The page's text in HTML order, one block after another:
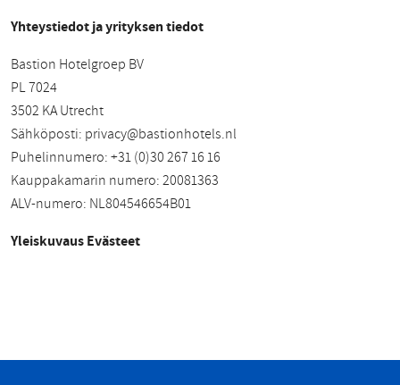
Yhteystiedot ja yrityksen tiedot
Bastion Hotelgroep BV
PL 7024
3502 KA Utrecht
Sähköposti: privacy@bastionhotels.nl
Puhelinnumero: +31 (0)30 267 16 16
Kauppakamarin numero: 20081363
ALV-numero: NL804546654B01
Yleiskuvaus Evästeet